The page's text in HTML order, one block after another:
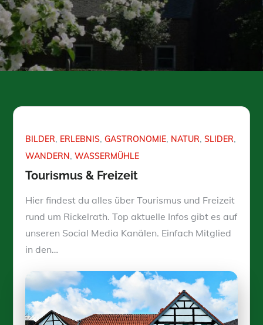
BILDER ERLEBNIS GASTRONOMIE NATUR SLIDER
WANDERN WASSERMÜHLE
Tourismus & Freizeit
Hier findest du alles über Tourismus und Freizeit
rund um Rickelrath. Top aktuelle Infos gibt es auf
unseren Social Media Kanälen. Einfach Mitglied
in den…